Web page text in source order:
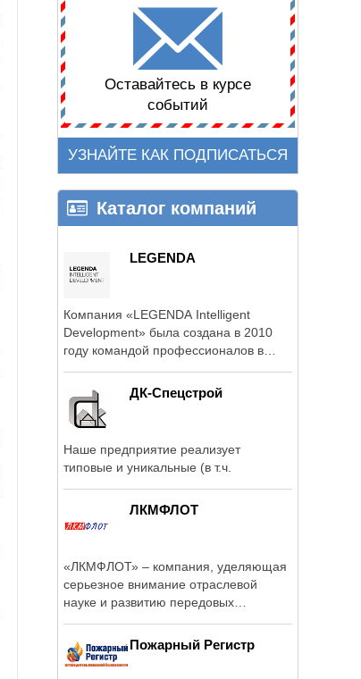
Оставайтесь в курсе
событий
УЗНАЙТЕ КАК ПОДПИСАТЬСЯ
Каталог компаний
LEGENDA
Компания «LEGENDA Intelligent
Development» была создана в 2010
году командой профессионалов в
ДК-Спецстрой
Наше предприятие реализует
типовые и уникальные (в т.ч.
ЛКМФЛОТ
«ЛКМФЛОТ» – компания, уделяющая
серьезное внимание отраслевой
науке и развитию передовых
Пожарный Регистр